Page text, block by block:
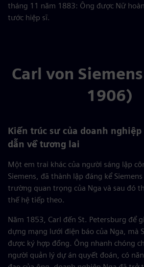
tháng 11 năm 1883: Ông được Nữ
tước hiệp sĩ.
Carl von
1906)
Kiến trúc sư của doanh
dẫn về tương lai
Một em trai khác của người sáng lập
Siemens, đã thành lập đáng kể
trường quan trọng của Nga và sau đó
thế hệ tiếp theo.
Năm 1853, Carl đến St. Petersburg để
dựng mạng lưới điện báo của Nga, mà
được ký hợp đồng. Ông nhanh chóng
người quản lý dự án quyết đoán, có